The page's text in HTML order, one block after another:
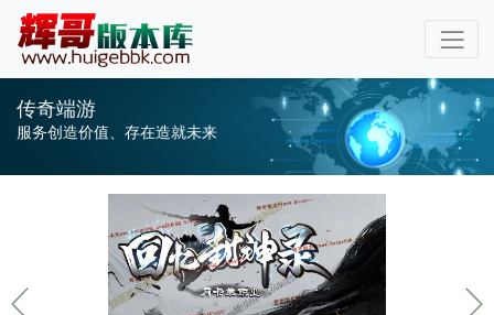
传奇端游
服务创造价值、存在造就未来